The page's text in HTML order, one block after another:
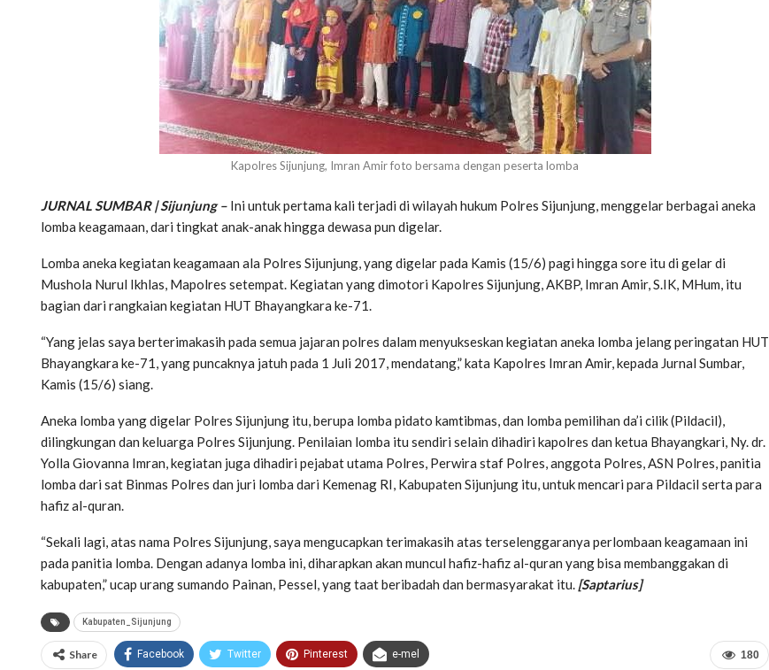
Kapolres Sijunjung, Imran Amir foto bersama dengan peserta lomba
JURNAL SUMBAR | Sijunjung – Ini untuk pertama kali terjadi di wilayah hukum Polres Sijunjung, menggelar berbagai aneka
lomba keagamaan, dari tingkat anak-anak hingga dewasa pun digelar.
Lomba aneka kegiatan keagamaan ala Polres Sijunjung, yang digelar pada Kamis (15/6) pagi hingga sore itu di gelar di
Mushola Nurul Ikhlas, Mapolres setempat. Kegiatan yang dimotori Kapolres Sijunjung, AKBP, Imran Amir, S.IK, MHum, itu
bagian dari rangkaian kegiatan HUT Bhayangkara ke-71.
“Yang jelas saya berterimakasih pada semua jajaran polres dalam menyukseskan kegiatan aneka lomba jelang peringatan HUT
Bhayangkara ke-71, yang puncaknya jatuh pada 1 Juli 2017, mendatang,” kata Kapolres Imran Amir, kepada Jurnal Sumbar,
Kamis (15/6) siang.
Aneka lomba yang digelar Polres Sijunjung itu, berupa lomba pidato kamtibmas, dan lomba pemilihan da’i cilik (Pildacil),
dilingkungan dan keluarga Polres Sijunjung. Penilaian lomba itu sendiri selain dihadiri kapolres dan ketua Bhayangkari, Ny. dr.
Yolla Giovanna Imran, kegiatan juga dihadiri pejabat utama Polres, Perwira staf Polres, anggota Polres, ASN Polres, panitia
lomba dari sat Binmas Polres dan juri lomba dari Kemenag RI, Kabupaten Sijunjung itu, untuk mencari para Pildacil serta para
hafiz al-quran.
“Sekali lagi, atas nama Polres Sijunjung, saya mengucapkan terimakasih atas terselenggaranya perlombaan keagamaan ini
pada panitia lomba. Dengan adanya lomba ini, diharapkan akan muncul hafiz-hafiz al-quran yang bisa membanggakan di
kabupaten,” ucap urang sumando Painan, Pessel, yang taat beribadah dan bermasyarakat itu. [Saptarius]
Kabupaten_Sijunjung
180
Share Facebook Twitter Pinterest e-mel